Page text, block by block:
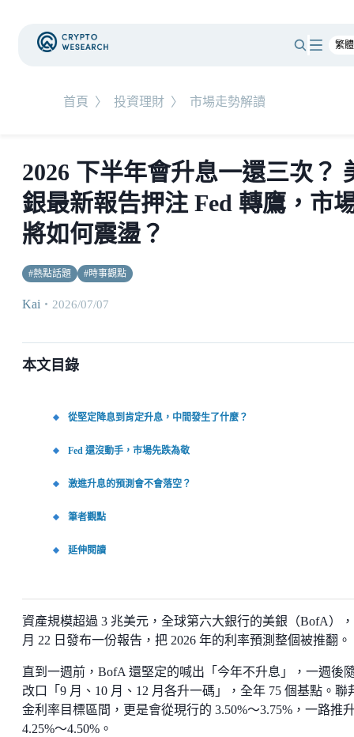
首頁 〉 投資理財 〉 市場走勢解讀
2026 下半年會升息一還三次？
銀最新報告押注 Fed 轉鷹，市
將如何震盪？
#熱點話題 #時事觀點
Kai ・ 2026/07/07
本文目錄
從堅定降息到肯定升息，中間發生了什麼？
Fed 還沒動手，市場先跌為敬
激進升息的預測會不會落空？
筆者觀點
延伸閱讀
資產規模超過 3 兆美元，全球第六大銀行的美銀（BofA）
月 22 日發布一份報告，把 2026 年的利率預測整個被推翻。
直到一週前，BofA 還堅定的喊出「今年不升息」，一週後
改口「9 月、10 月、12 月各升一碼」，全年 75 個基點。聯
金利率目標區間，更是會從現行的 3.50%～3.75%，一路推
4.25%～4.50%。